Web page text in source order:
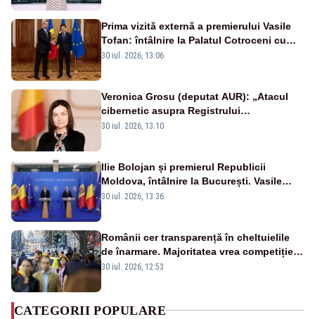
Prima vizită externă a premierului Vasile
Tofan: întâlnire la Palatul Cotroceni cu
președintele Nicușor Dan
30 iul. 2026, 13:06
Veronica Grosu (deputat AUR): „Atacul
cibernetic asupra Registrului
Proprietăților transmite un semnal de
30 iul. 2026, 13:10
Ilie Bolojan și premierul Republicii
Moldova, întâlnire la București. Vasile
Tofan, primit cu onoruri militare
30 iul. 2026, 13:36
Românii cer transparență în cheltuielile
de înarmare. Majoritatea vrea competiție
reală și industrie locală – SONDAJ
30 iul. 2026, 12:53
CATEGORII POPULARE